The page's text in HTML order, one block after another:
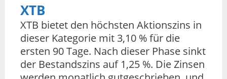
XTB
XTB bietet den höchsten Aktionszins in
dieser Kategorie mit 3,10 % für die
ersten 90 Tage. Nach dieser Phase sinkt
der Bestandszins auf 1,25 %. Die Zinsen